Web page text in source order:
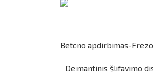
Betono apdirbimas-
Deimantinis šlifavimo